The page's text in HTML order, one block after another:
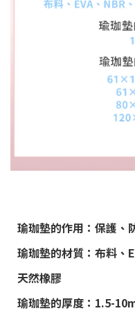
瑜珈墊的作用：保護、
瑜珈墊的材質：布料、
天然橡膠
瑜珈墊的厚度：1.5-